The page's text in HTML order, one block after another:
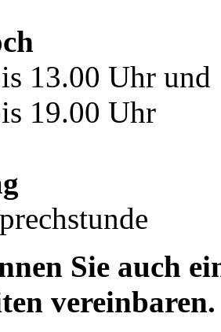
13.00 Uhr und
19.00 Uhr
Sie auch
vereinbaren.